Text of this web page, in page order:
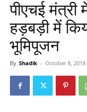
पीएचई
हड़बड़ी में
भूमिपूजन
By Shadik - October 8, 2018